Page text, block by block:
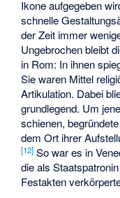
Ikone aufgegeben
schnelle
der Zeit immer
Ungebrochen bleibt
in Rom: In ihnen
Sie waren Mittel
Artikulation. Dabei
grundlegend. Um
schienen,
dem Ort ihrer
[12] So war es in
die als
Festakten